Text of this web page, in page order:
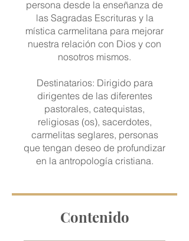
persona desde la enseñanza de
las Sagradas Escrituras y la
mística carmelitana para mejorar
nuestra relación con Dios y con
nosotros mismos.
Destinatarios: Dirigido para
dirigentes de las diferentes
pastorales, catequistas,
religiosas (os), sacerdotes,
carmelitas seglares, personas
que tengan deseo de profundizar
en la antropología cristiana.
Contenido